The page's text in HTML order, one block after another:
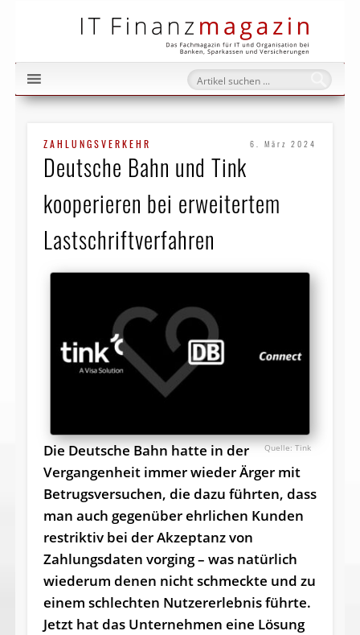
ZAHLUNGSVERKEHR 6. März 2024
Deutsche Bahn und Tink
kooperieren bei erweitertem
Lastschriftverfahren
Tink
Die Deutsche Bahn hatte in der
Vergangenheit immer wieder Ärger mit
Betrugsversuchen, die dazu führten, dass
man auch gegenüber ehrlichen Kunden
restriktiv bei der Akzeptanz von
Zahlungsdaten vorging – was natürlich
wiederum denen nicht schmeckte und zu
einem schlechten Nutzererlebnis führte.
Jetzt hat das Unternehmen eine Lösung